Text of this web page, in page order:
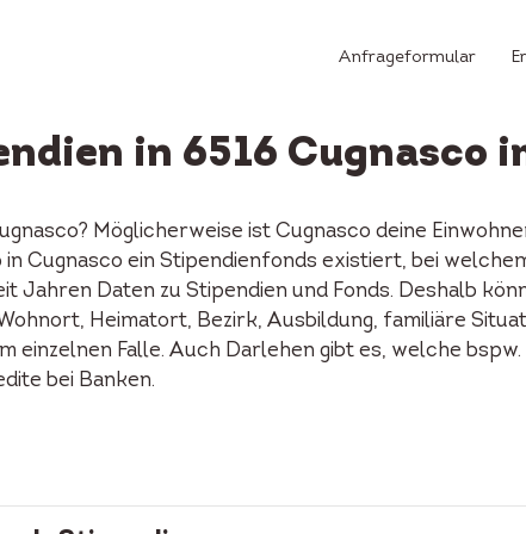
Anfrageformular
in 6516 Cugnasco
Möglicherweise ist Cugnasco deine
in Cugnasco ein Stipendienfonds existiert, bei
Jahren Daten zu Stipendien und Fonds. Deshalb
Heimatort, Bezirk, Ausbildung, familiäre
einzelnen Falle. Auch Darlehen gibt es, welche
bei Banken.